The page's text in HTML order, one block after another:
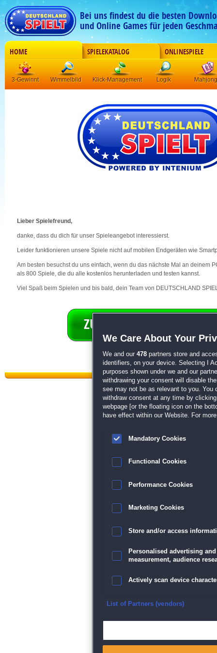
Bei uns findest du die besten
und Online Games für jeden
HOME SPIELEKATALOG ONLINESPIELE
3-Gewinnt Wimmelbild Klick-Management Logik Mahjong
Lieber Spielefreund,
danke, dass du dich für unser Spieleangebot interessierst.
Leider funktionieren unsere Spiele nicht auf mobilen Endgeräten wie
Am besten besuchst du uns einfach, wenn du das nächste Mal an deinem
als 800 Spiele, die du alle kostenlos herunterladen und testen kannst.
Viel Spaß beim Spielen und bis bald, dein Team von DEUTSCHLAND
Datenschutz| AGB|Impressum
We Care About Your
We and our 478 partners store and
identifiers, on your device. Selecting I
purposes shown under we and our
withdrawing your consent will disable
see may not be as relevant to you. You
withdraw consent at any time by
webpage [or the floating icon on the
have effect within our Website. For
Mandatory Cookies
Functional Cookies
Performance Cookies
Marketing Cookies
Store and/or access
Personalised advertising
measurement, audience
Actively scan device
Ensure security, prevent
List of Partners (vendors)